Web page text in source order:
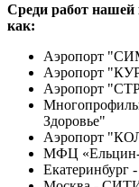
Среди работ нашей
как:
Аэропорт
Аэропорт
Аэропорт
Здоровье"
Аэропорт
МФЦ